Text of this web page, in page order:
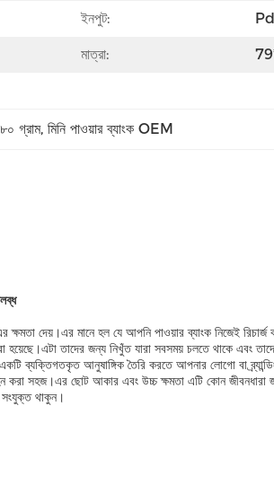
ইনপুট:
মাত্রা:
গ্রাম, মিনি পাওয়ার ব্যাংক OEM
দেয়।এর মানে হল যে আপনি পাওয়ার ব্যাংক নিজেই
তাদের জন্য নিখুঁত যারা সবসময় চলতে থাকে এবং
ব্যক্তিগতকৃত আনুষাঙ্গিক তৈরি করতে আপনার লোগো বা
বহন করা সহজ।এর ছোট আকার এবং উচ্চ ক্ষমতা এটি কোন
সংযুক্ত থাকুন।